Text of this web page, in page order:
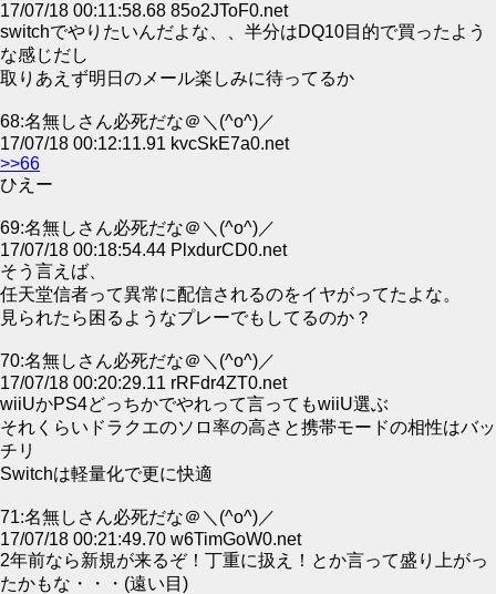
17/07/18 00:11:58.68 85o2JToF0.net
switchでやりたいんだよな、、半分はDQ10目的で買ったよう
な感じだし
取りあえず明日のメール楽しみに待ってるか
68:名無しさん必死だな＠＼(^o^)／
17/07/18 00:12:11.91 kvcSkE7a0.net
>>66
ひえー
69:名無しさん必死だな＠＼(^o^)／
17/07/18 00:18:54.44 PlxdurCD0.net
そう言えば、
任天堂信者って異常に配信されるのをイヤがってたよな。
見られたら困るようなプレーでもしてるのか？
70:名無しさん必死だな＠＼(^o^)／
17/07/18 00:20:29.11 rRFdr4ZT0.net
wiiUかPS4どっちかでやれって言ってもwiiU選ぶ
それくらいドラクエのソロ率の高さと携帯モードの相性はバッ
チリ
Switchは軽量化で更に快適
71:名無しさん必死だな＠＼(^o^)／
17/07/18 00:21:49.70 w6TimGoW0.net
2年前なら新規が来るぞ！丁重に扱え！とか言って盛り上がっ
たかもな・・・(遠い目)